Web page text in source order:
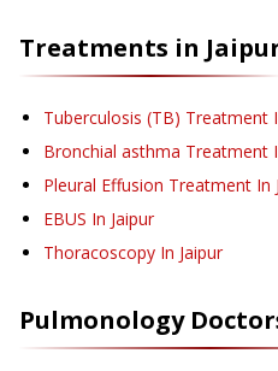
Treatments in
Tuberculosis (TB) Treatment
Bronchial asthma Treatment
Pleural Effusion Treatment In
EBUS In Jaipur
Thoracoscopy In Jaipur
Pulmonology